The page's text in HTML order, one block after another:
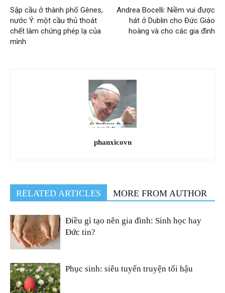
Sập cầu ở thành phố Gênes,
nước Ý: một cầu thủ thoát
chết làm chứng phép lạ của
mình
Andrea Bocelli: Niềm vui được
hát ở Dublin cho Đức Giáo
hoàng và cho các gia đình
phanxicovn
RELATED ARTICLES MORE FROM AUTHOR
Điều gì tạo nên gia đình: Sinh học hay
Đức tin?
Phục sinh: siêu tuyến truyện tối hậu